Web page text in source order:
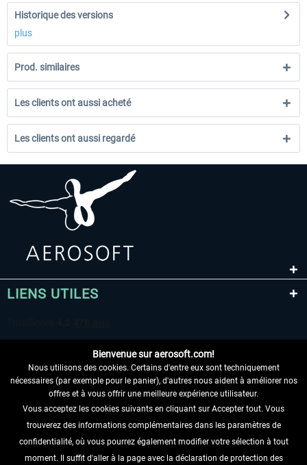
Historique des versions
plus
Prod. similaires
Les clients ont aussi acheté
Les clients ont aussi regardé
LIENS UTILES
RENONCER AU CONTRAT ICI
INFORMATIONS
Bienvenue sur aerosoft.com!
Nous utilisons des cookies. Certains d'entre eux sont techniquement
nécessaires (par exemple pour le panier), d'autres nous aident à améliorer nos
offres et à vous offrir une meilleure expérience utilisateur.
Vous acceptez les cookies suivants en cliquant sur Accepter tout. Vous
trouverez des informations complémentaires dans les paramètres de
confidentialité, où vous pourrez également modifier votre sélection à tout
moment. Il suffit d'aller à la page avec la déclaration de protection des